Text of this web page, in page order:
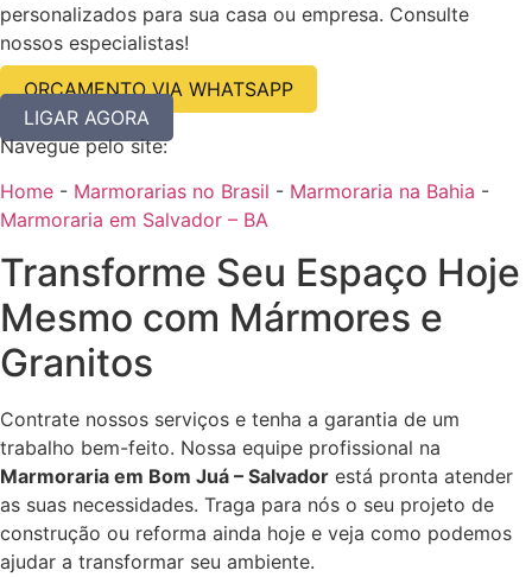
personalizados para sua casa ou empresa. Consulte
nossos especialistas!
ORÇAMENTO VIA WHATSAPP
LIGAR AGORA
Navegue pelo site:
Home - Marmorarias no Brasil - Marmoraria na Bahia -
Marmoraria em Salvador – BA
Transforme Seu Espaço Hoje
Mesmo com Mármores e
Granitos
Contrate nossos serviços e tenha a garantia de um
trabalho bem-feito. Nossa equipe profissional na
Marmoraria em Bom Juá – Salvador está pronta atender
as suas necessidades. Traga para nós o seu projeto de
construção ou reforma ainda hoje e veja como podemos
ajudar a transformar seu ambiente.